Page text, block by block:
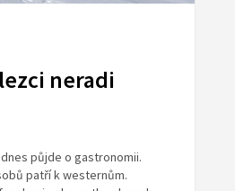
neradi
půjde o gastronomii.
patří k westernům.